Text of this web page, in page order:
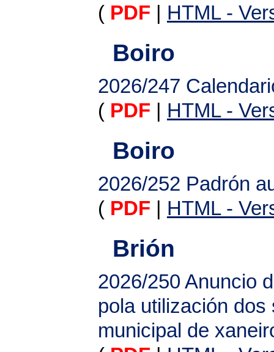
( PDF HTML -
Boiro
2026/247
( PDF HTML -
Boiro
2026/252 Padrón
( PDF HTML -
Brión
2026/250 Anuncio
pola utilización
municipal de